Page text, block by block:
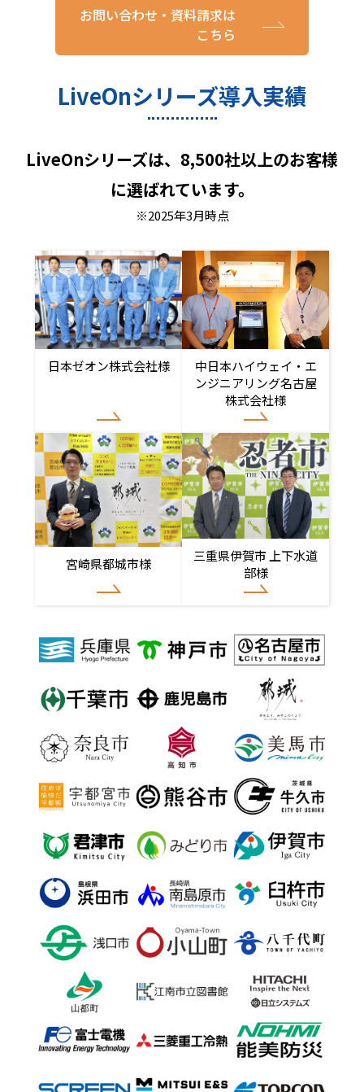
お問い合わせ・資料請求は
こちら
LiveOnシリーズ導入実績
LiveOnシリーズは、8,500社以上のお客様
に選ばれています。
※2025年3月時点
日本ゼオン株式会社様
中日本ハイウェイ・エ
ンジニアリング名古屋
株式会社様
宮崎県都城市様
三重県伊賀市 上下水道
部様